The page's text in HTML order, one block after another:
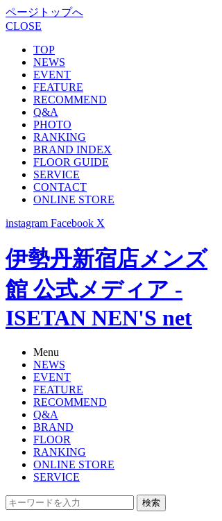
ページトップへ
CLOSE
TOP
NEWS
EVENT
FEATURE
RECOMMEND
Q&A
PHOTO
RANKING
BRAND INDEX
FLOOR GUIDE
SERVICE
CONTACT
ONLINE STORE
instagram Facebook X
伊勢丹新宿店メンズ
館 公式メディア -
ISETAN NEN'S net
Menu
NEWS
EVENT
FEATURE
RECOMMEND
Q&A
BRAND
FLOOR
RANKING
ONLINE STORE
SERVICE
検索